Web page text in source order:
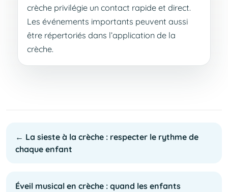
crèche privilégie un contact rapide et direct.
Les événements importants peuvent aussi
être répertoriés dans l’application de la
crèche.
← La sieste à la crèche : respecter le rythme de
chaque enfant
Éveil musical en crèche : quand les enfants